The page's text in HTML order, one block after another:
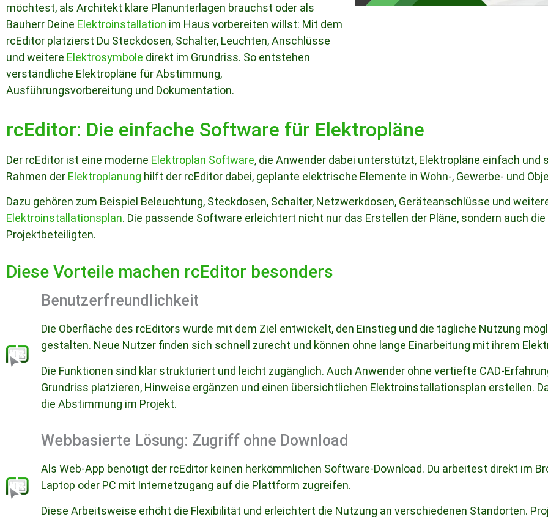
möchtest, als Architekt klare Planunterlagen brauchst oder als
Bauherr Deine Elektroinstallation im Haus vorbereiten willst: Mit dem
rcEditor platzierst Du Steckdosen, Schalter, Leuchten, Anschlüsse
und weitere Elektrosymbole direkt im Grundriss. So entstehen
verständliche Elektropläne für Abstimmung,
Ausführungsvorbereitung und Dokumentation.
rcEditor: Die einfache Software für Elektropläne
Der rcEditor ist eine moderne Elektroplan Software, die Anwender dabei unterstützt, Elektropläne einfach
Rahmen der Elektroplanung hilft der rcEditor dabei, geplante elektrische Elemente in Wohn-, Gewerbe- und
Dazu gehören zum Beispiel Beleuchtung, Steckdosen, Schalter, Netzwerkdosen, Geräteanschlüsse und
Elektroinstallationsplan. Die passende Software erleichtert nicht nur das Erstellen der Pläne, sondern auch
Projektbeteiligten.
Diese Vorteile machen rcEditor besonders
Benutzerfreundlichkeit
Die Oberfläche des rcEditors wurde mit dem Ziel entwickelt, den Einstieg und die tägliche Nutzung
gestalten. Neue Nutzer finden sich schnell zurecht und können ohne lange Einarbeitung mit ihrem
Die Funktionen sind klar strukturiert und leicht zugänglich. Auch Anwender ohne vertiefte CAD-
Grundriss platzieren, Hinweise ergänzen und einen übersichtlichen Elektroinstallationsplan erstellen.
die Abstimmung im Projekt.
Webbasierte Lösung: Zugriff ohne Download
Als Web-App benötigt der rcEditor keinen herkömmlichen Software-Download. Du arbeitest direkt im
Laptop oder PC mit Internetzugang auf die Plattform zugreifen.
Diese Arbeitsweise erhöht die Flexibilität und erleichtert die Nutzung an verschiedenen Standorten.